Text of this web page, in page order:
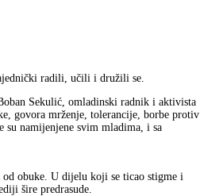
radili, učili i družili se.
Sekulić, omladinski radnik i aktivista
govora mrženje, tolerancije, borbe protiv
su namijenjene svim mladima, i sa
od obuke. U dijelu koji se ticao stigme i
šire predrasude.